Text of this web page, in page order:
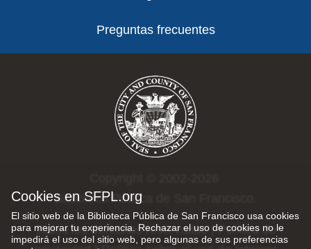
Cookies en SFPL.org
El sitio web de la Biblioteca Pública de San Francisco usa cookies
para mejorar tu experiencia. Rechazar el uso de cookies no le
impedirá el uso del sitio web, pero algunas de sus preferencias
Preguntas frecuentes
Biblioteca Pública de San Francisco.
Todos los derechos reservados |Política de